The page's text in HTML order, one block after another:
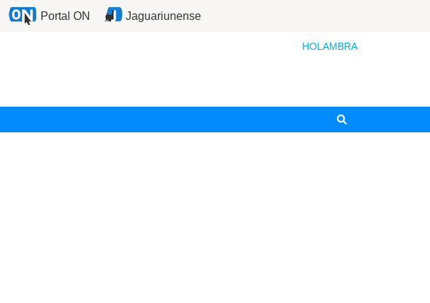
Portal ON Jaguariunense
HOLAMBRA